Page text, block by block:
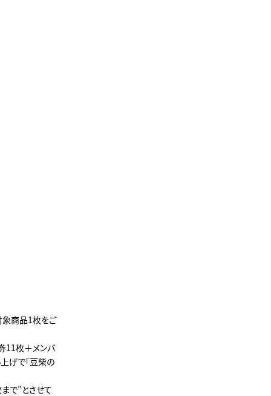
商品1枚をご
11枚＋メンバ
げで「豆柴の
で”とさせて